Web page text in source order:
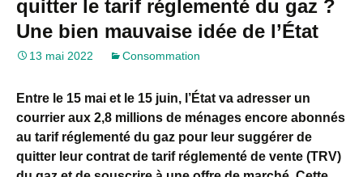
quitter le tarif réglementé du gaz ?
Une bien mauvaise idée de l’État
13 mai 2022 Consommation
Entre le 15 mai et le 15 juin, l’État va adresser un
courrier aux 2,8 millions de ménages encore abonnés
au tarif réglementé du gaz pour leur suggérer de
quitter leur contrat de tarif réglementé de vente (TRV)